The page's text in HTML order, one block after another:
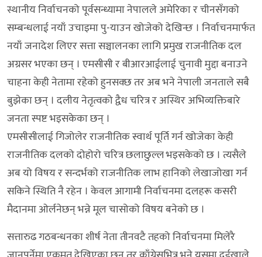
स्थानीय निर्वाचनको पूर्वसन्ध्यामा नेपालले अमेरिका र चीनसँगको
सम्बन्धलाई नयाँ उचाइमा पु-याउन खोजेको देखिन्छ । निर्वाचनमार्फत
नयाँ जनादेश लिएर सत्ता सञ्चालनका लागि प्रमुख राजनीतिक दल
अग्रसर भएका छन् । एमसीसी र बीआरआईलाई चुनावी मुद्दा बनाउने
चाहना केही नेतामा रहेको हुनसक्छ तर अब भने नेपाली जनताले सबै
बुझेका छन् । दलीय नेतृत्वको द्वैध चरित्र र अस्थिर अभिव्यक्तिबारे
जनता स्पष्ट भइसकेका छन् ।
एमसीसीलाई गिजोलेर राजनीतिक स्वार्थ पूर्ति गर्न खोजेका केही
राजनीतिक दलको दोहोरो चरित्र छलाछुल्ल भइसकेको छ । त्यसैले
अब यो विषय र सन्दर्भको राजनीतिक लाभ हानिको लेखाजोखा गर्न
सकिने स्थिति नै रहेन । केवल आगामी निर्वाचनमा दलहरू कसरी
मैदानमा ओर्लनेछन् भन्ने मूल चासोको विषय बनेको छ ।
सत्तारुढ गठबन्धनका शीर्ष नेता तीनवटै तहको निर्वाचनमा मिलेरै